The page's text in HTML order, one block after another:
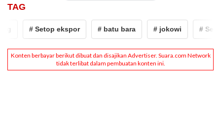
TAG
# Setop ekspor # batu bara # jokowi # Setop